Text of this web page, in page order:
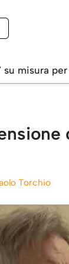
su misura
Torchio